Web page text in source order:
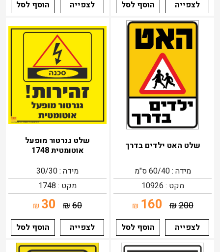
לצפייה
הוסף לסל
לצפייה
הוסף לסל
שלט האט ילדים בדרך
מידה : 60/40 ס"מ
מקט : 10926
200
₪
160
₪
לצפייה
הוסף לסל
שלט גנרטור מופעל
אוטומטית 1748
מידה : 30/30
מקט : 1748
60
₪
30
₪
לצפייה
הוסף לסל